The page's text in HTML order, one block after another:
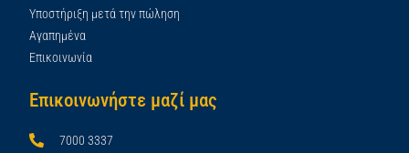
Υποστήριξη μετά την πώληση
Αγαπημένα
Επικοινωνία
Επικοινωνήστε μαζί μας
7000 3337